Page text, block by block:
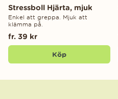
Stressboll Hjärta, mjuk
Enkel att greppa. Mjuk att
klämma på.
fr. 39 kr
Köp